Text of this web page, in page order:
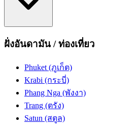
ฝั่งอันดามัน / ท่องเที่ยว
Phuket (ภูเก็ต)
Krabi (กระบี่)
Phang Nga (พังงา)
Trang (ตรัง)
Satun (สตูล)